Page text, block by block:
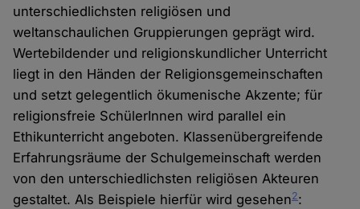
unterschiedlichsten religiösen und
weltanschaulichen Gruppierungen geprägt wird.
Wertebildender und religionskundlicher Unterricht
liegt in den Händen der Religionsgemeinschaften
und setzt gelegentlich ökumenische Akzente; für
religionsfreie SchülerInnen wird parallel ein
Ethikunterricht angeboten. Klassenübergreifende
Erfahrungsräume der Schulgemeinschaft werden
von den unterschiedlichsten religiösen Akteuren
gestaltet. Als Beispiele hierfür wird gesehen2: